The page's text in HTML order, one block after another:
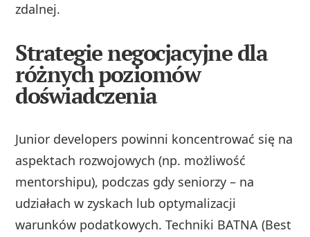
zdalnej.
Strategie negocjacyjne dla
różnych poziomów
doświadczenia
Junior developers powinni koncentrować się na
aspektach rozwojowych (np. możliwość
mentorshipu), podczas gdy seniorzy – na
udziałach w zyskach lub optymalizacji
warunków podatkowych. Techniki BATNA (Best